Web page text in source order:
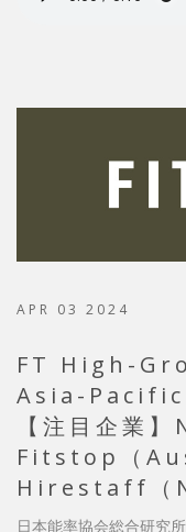
APR 03 2024
FT High-
Asia-
【注目企業
Fitstop（
Hirestaff（
日本能率協会総合研究所